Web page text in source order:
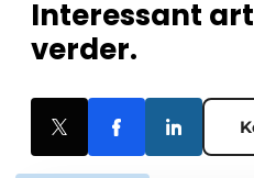
Interessant
verder.